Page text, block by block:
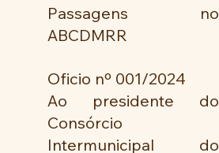
Passagens no
ABCDMRR
Oficio nº 001/2024
Ao presidente do
Consórcio
Intermunicipal do